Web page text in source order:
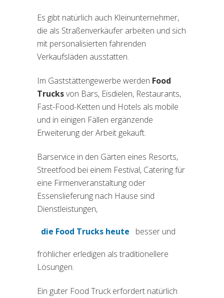
Es gibt natürlich auch Kleinunternehmer,
die als Straßenverkäufer arbeiten und sich
mit personalisierten fahrenden
Verkaufsläden ausstatten.
Im Gaststättengewerbe werden Food
Trucksvon Bars, Eisdielen, Restaurants,
Fast-Food-Ketten und Hotels als mobile
und in einigen Fällen ergänzende
Erweiterung der Arbeit gekauft.
Barservice in den Gärten eines Resorts,
Streetfood bei einem Festival, Catering für
eine Firmenveranstaltung oder
Essenslieferung nach Hause sind
Dienstleistungen,
die Food Trucks heute
(si apre in una nuova scheda)
besser und
fröhlicher erledigen als traditionellere
Lösungen.
Ein guter Food Truck erfordert natürlich